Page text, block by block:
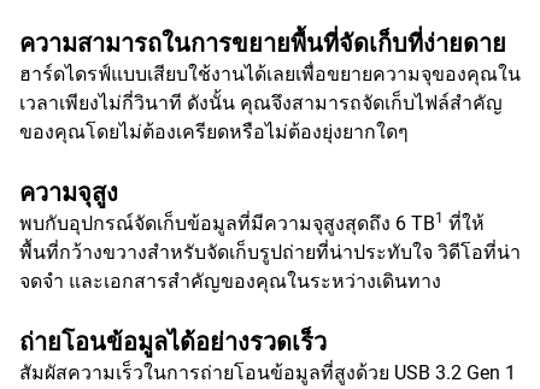
ความสามารถในการขยายพื้นที่จัดเก็บที่ง่ายดาย
ฮาร์ดไดรฟ์แบบเสียบใช้งานได้เลยเพื่อขยายความจุของคุณใน
เวลาเพียงไม่กี่วินาที ดังนั้น คุณจึงสามารถจัดเก็บไฟล์สำคัญ
ของคุณโดยไม่ต้องเครียดหรือไม่ต้องยุ่งยากใดๆ
ความจุสูง
พบกับอุปกรณ์จัดเก็บข้อมูลที่มีความจุสูงสุดถึง 6 TB1 ที่ให้
พื้นที่กว้างขวางสำหรับจัดเก็บรูปถ่ายที่น่าประทับใจ วิดีโอที่น่า
จดจำ และเอกสารสำคัญของคุณในระหว่างเดินทาง
ถ่ายโอนข้อมูลได้อย่างรวดเร็ว
สัมผัสความเร็วในการถ่ายโอนข้อมูลที่สูงด้วย USB 3.2 Gen 1